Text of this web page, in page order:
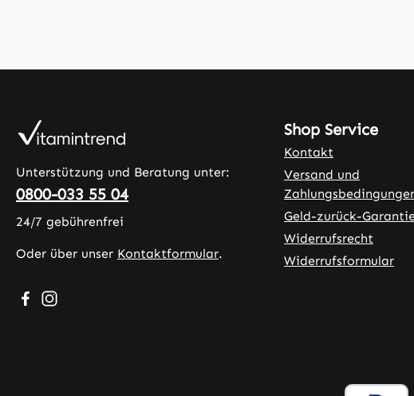
Unterstützung und Beratung unter:
0800-033 55 04
24/7 gebührenfrei
Oder über unser Kontaktformular.
Besuche uns auf Facebook – öffnet in neuem Tab (externer Link)
Schau auf Instagram vorbei – öffnet in neuem Tab (externer
Shop Service
Kontakt
Versand und
Geld-zurück-Garantie
Widerrufsrecht
Widerrufsformular